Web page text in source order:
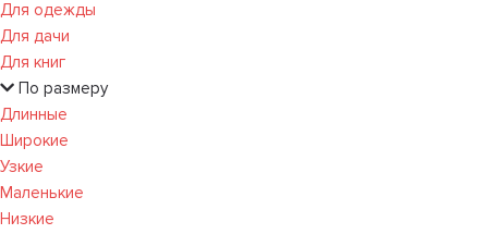
Для одежды
Для дачи
Для книг
По размеру
Длинные
Широкие
Узкие
Маленькие
Низкие